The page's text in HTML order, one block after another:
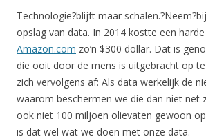
Technologie?blijft maar
opslag van data. In 2014 kostte een
Amazon.com zo’n $300 dollar. Dat is
die ooit door de mens is uitgebracht op
zich vervolgens af: Als data werkelijk de
waarom beschermen we die dan niet net
ook niet 100 miljoen olievaten gewoon
is dat wel wat we doen met onze data.